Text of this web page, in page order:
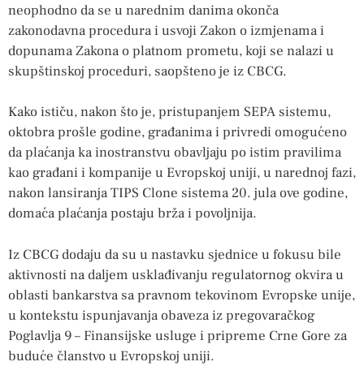
neophodno da se u narednim danima okonča
zakonodavna procedura i usvoji Zakon o izmjenama i
dopunama Zakona o platnom prometu, koji se nalazi u
skupštinskoj proceduri, saopšteno je iz CBCG.
Kako ističu, nakon što je, pristupanjem SEPA sistemu,
oktobra prošle godine, građanima i privredi omogućeno
da plaćanja ka inostranstvu obavljaju po istim pravilima
kao građani i kompanije u Evropskoj uniji, u narednoj fazi,
nakon lansiranja TIPS Clone sistema 20. jula ove godine,
domaća plaćanja postaju brža i povoljnija.
Iz CBCG dodaju da su u nastavku sjednice u fokusu bile
aktivnosti na daljem usklađivanju regulatornog okvira u
oblasti bankarstva sa pravnom tekovinom Evropske unije,
u kontekstu ispunjavanja obaveza iz pregovaračkog
Poglavlja 9 – Finansijske usluge i pripreme Crne Gore za
buduće članstvo u Evropskoj uniji.